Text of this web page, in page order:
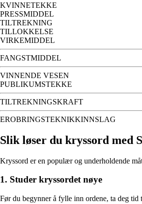
KVINNETEKKE
PRESSMIDDEL
TILTREKNING
TILLOKKELSE
VIRKEMIDDEL
FANGSTMIDDEL
VINNENDE VESEN
PUBLIKUMSTEKKE
TILTREKNINGSKRAFT
EROBRINGSTEKNIKKINNSLAG
Slik løser du kryssord med
Kryssord er en populær og underholdende
1. Studer kryssordet nøye
Før du begynner å fylle inn ordene, ta deg